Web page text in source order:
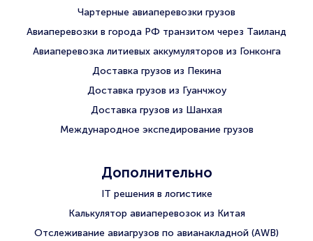
Чартерные авиаперевозки грузов
Авиаперевозки в города РФ транзитом через Таиланд
Авиаперевозка литиевых аккумуляторов из Гонконга
Доставка грузов из Пекина
Доставка грузов из Гуанчжоу
Доставка грузов из Шанхая
Международное экспедирование грузов
Дополнительно
IT решения в логистике
Калькулятор авиаперевозок из Китая
Отслеживание авиагрузов по авианакладной (AWB)